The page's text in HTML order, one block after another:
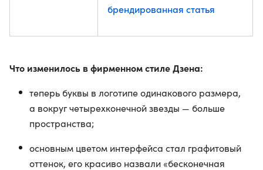
брендированная статья
Что изменилось в фирменном стиле Дзена:
теперь буквы в логотипе одинакового размера,
а вокруг четырехконечной звезды — больше
пространства;
основным цветом интерфейса стал графитовый
оттенок, его красиво назвали «бесконечная